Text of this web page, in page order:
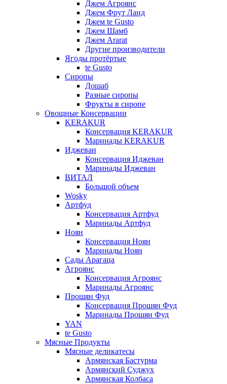
Джем Агроянс
Джем Фрут Ланд
Джем te Gusto
Джем Шамб
Джем Ararat
Другие производители
Ягоды протёртые
te Gusto
Сиропы
Дошаб
Разные сиропы
Фрукты в сиропе
Овощные Консервации
KERAKUR
Консервация KERAKUR
Маринады KERAKUR
Иджеван
Консервация Иджеван
Маринады Иджеван
ВИТАЛ
Большой объем
Wosky
Артфуд
Консервация Артфуд
Маринады Артфуд
Ноян
Консервация Ноян
Маринады Ноян
Сады Арагаца
Агроянс
Консервация Агроянс
Маринады Агроянс
Прошян Фуд
Консервация Прошян Фуд
Маринады Прошян Фуд
YAN
te Gusto
Мясные Продукты
Мясные деликатесы
Армянская Бастурма
Армянский Суджух
Армянская Колбаса